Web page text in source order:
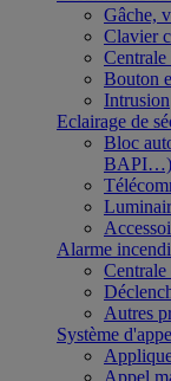
Gâche,
Clavier
Centrale
Bouton
Intrusion
Eclairage de
Bloc
BAPI…)
Alarme
Centrale
Autres
Système
Appel